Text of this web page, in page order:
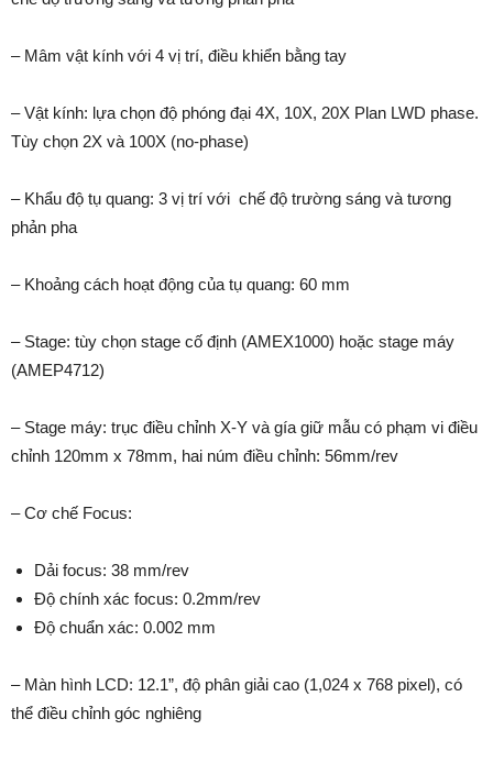
– Mâm vật kính với 4 vị trí, điều khiển bằng tay
– Vật kính: lựa chọn độ phóng đại 4X, 10X, 20X Plan LWD phase.
Tùy chọn 2X và 100X (no-phase)
– Khẩu độ tụ quang: 3 vị trí với chế độ trường sáng và tương
phản pha
– Khoảng cách hoạt động của tụ quang: 60 mm
– Stage: tùy chọn stage cố định (AMEX1000) hoặc stage máy
(AMEP4712)
– Stage máy: trục điều chỉnh X-Y và gía giữ mẫu có phạm vi điều
chỉnh 120mm x 78mm, hai núm điều chỉnh: 56mm/rev
– Cơ chế Focus:
Dải focus: 38 mm/rev
Độ chính xác focus: 0.2mm/rev
Độ chuẩn xác: 0.002 mm
– Màn hình LCD: 12.1”, độ phân giải cao (1,024 x 768 pixel), có
thể điều chỉnh góc nghiêng